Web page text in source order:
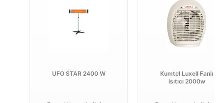
UFO STAR 2400 W
Kumtel Luxell Fanlı
Isıtıcı 2000w